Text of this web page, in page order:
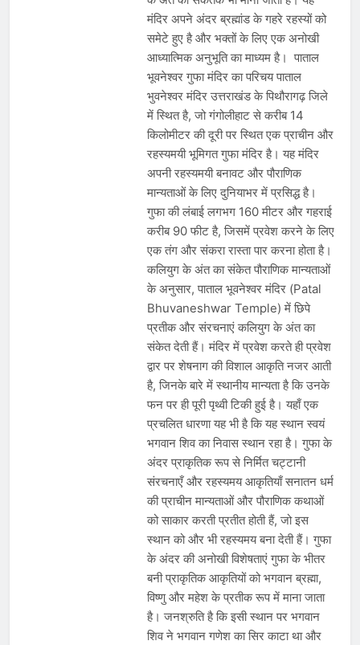
देशभर में विशेष कार्यक्रमों के जरिए भारतीय
बुनकरों और पारंपरिक वस्त्रों को मिलेगा बढ़ावा
August 2, 2026
प्रधानमंत्री नरेंद्र मोदी ने भोगापुरम
अंतरराष्ट्रीय हवाई अड्डे का उद्घाटन किया,
आंध्र प्रदेश में ₹18,000 करोड़ की विकास
परियोजनाओं की शुरुआत
August 2, 2026
केंद्र सरकार ने विस्तारित Khelo India
Scheme को मंजूरी दी, खेल ढाँचे को मजबूत
करने के लिए ₹36,441 करोड़ का बड़ा
August 1, 2026
मंदिर अपने अंदर ब्रह्मांड के गहरे रहस्यों को
समेटे हुए है और भक्तों के लिए एक अनोखी
आध्यात्मिक अनुभूति का माध्यम है। पाताल
भूवनेश्वर गुफा मंदिर का परिचय पाताल
भुवनेश्वर मंदिर उत्तराखंड के पिथौरागढ़ जिले
में स्थित है, जो गंगोलीहाट से करीब 14
किलोमीटर की दूरी पर स्थित एक प्राचीन और
रहस्यमयी भूमिगत गुफा मंदिर है। यह मंदिर
अपनी रहस्यमयी बनावट और पौराणिक
मान्यताओं के लिए दुनियाभर में प्रसिद्ध है।
गुफा की लंबाई लगभग 160 मीटर और गहराई
करीब 90 फीट है, जिसमें प्रवेश करने के लिए
एक तंग और संकरा रास्ता पार करना होता है।
कलियुग के अंत का संकेत पौराणिक मान्यताओं
के अनुसार, पाताल भूवनेश्वर मंदिर (Patal
Bhuvaneshwar Temple) में छिपे
प्रतीक और संरचनाएं कलियुग के अंत का
संकेत देती हैं। मंदिर में प्रवेश करते ही प्रवेश
द्वार पर शेषनाग की विशाल आकृति नजर आती
है, जिनके बारे में स्थानीय मान्यता है कि उनके
फन पर ही पूरी पृथ्वी टिकी हुई है। यहाँ एक
प्रचलित धारणा यह भी है कि यह स्थान स्वयं
भगवान शिव का निवास स्थान रहा है। गुफा के
अंदर प्राकृतिक रूप से निर्मित चट्टानी
संरचनाएँ और रहस्यमय आकृतियाँ सनातन धर्म
की प्राचीन मान्यताओं और पौराणिक कथाओं
को साकार करती प्रतीत होती हैं, जो इस
स्थान को और भी रहस्यमय बना देती हैं। गुफा
के अंदर की अनोखी विशेषताएं गुफा के भीतर
बनी प्राकृतिक आकृतियों को भगवान ब्रह्मा,
विष्णु और महेश के प्रतीक रूप में माना जाता
है। जनश्रुति है कि इसी स्थान पर भगवान
शिव ने भगवान गणेश का सिर काटा था और